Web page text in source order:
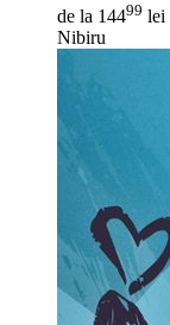
de la 14499 lei
Nibiru